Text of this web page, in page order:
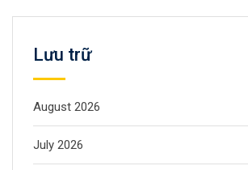
Lưu trữ
August 2026
July 2026